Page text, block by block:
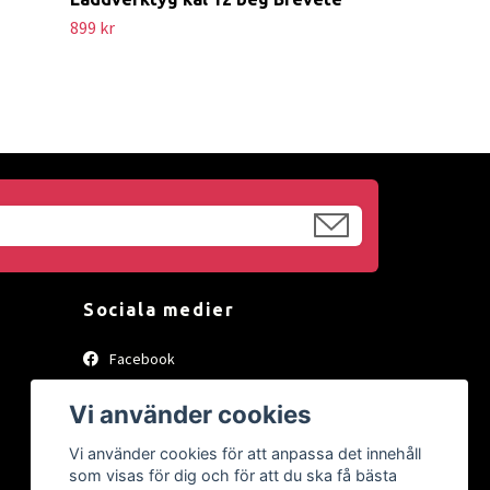
899 kr
Sociala medier
Facebook
Vi använder cookies
Vi använder cookies för att anpassa det innehåll
som visas för dig och för att du ska få bästa